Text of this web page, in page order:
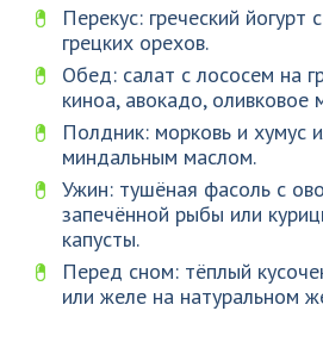
Перекус: греческий йогурт
грецких орехов.
Обед: салат с лососем на
киноа, авокадо, оливковое
Полдник: морковь и хумус
миндальным маслом.
Ужин: тушёная фасоль с
запечённой рыбы или
капусты.
Перед сном: тёплый
или желе на натуральном